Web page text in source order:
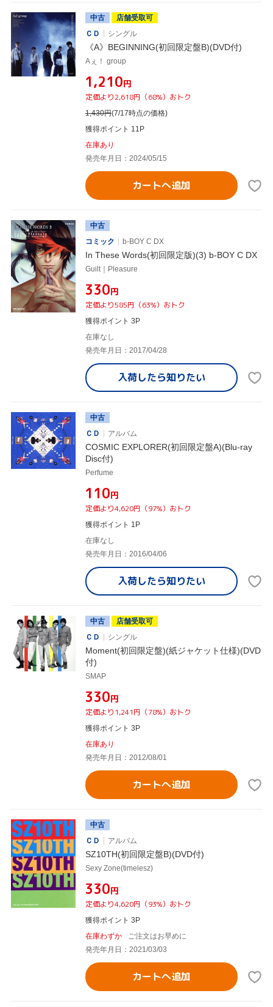
中古
店舗受取可
ＣＤ
シングル
《A》BEGINNING(初回限定盤B)(DVD付)
Aぇ！ group
¥1,210円
定価より2,618円（68%）おトク
1,430円(7/17時点の価格)
獲得ポイント 11P
在庫あり
発売年月日：2024/05/15
カートへ追加
中古
コミック
b-BOY C DX
In These Words(初回限定版)(3) b-BOY C DX
Guilt｜Pleasure
¥330円
定価より585円（63%）おトク
獲得ポイント 3P
在庫なし
発売年月日：2017/04/28
入荷したら知りたい
中古
ＣＤ
アルバム
COSMIC EXPLORER(初回限定盤A)(Blu-ray
Disc付)
Perfume
¥110円
定価より4,620円（97%）おトク
獲得ポイント 1P
在庫なし
発売年月日：2016/04/06
入荷したら知りたい
中古
店舗受取可
ＣＤ
シングル
Moment(初回限定盤)(紙ジャケット仕様)(DVD
付)
SMAP
¥330円
定価より1,241円（78%）おトク
獲得ポイント 3P
在庫あり
発売年月日：2012/08/01
カートへ追加
中古
ＣＤ
アルバム
SZ10TH(初回限定盤B)(DVD付)
Sexy Zone(timelesz)
¥330円
定価より4,620円（93%）おトク
獲得ポイント 3P
在庫わずか
ご注文はお早めに
発売年月日：2021/03/03
カートへ追加